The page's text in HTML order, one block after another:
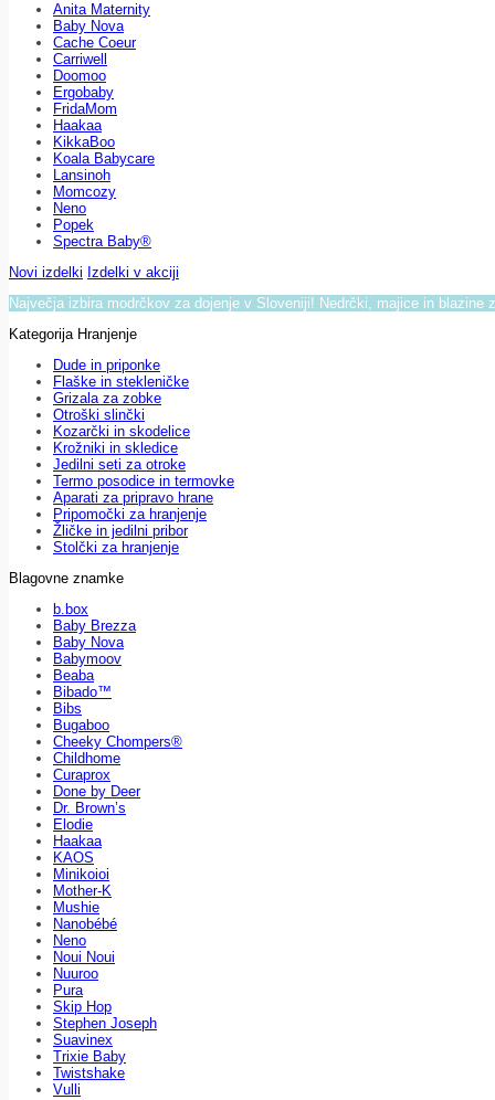
Anita Maternity
Baby Nova
Cache Coeur
Carriwell
Doomoo
Ergobaby
FridaMom
Haakaa
KikkaBoo
Koala Babycare
Lansinoh
Momcozy
Neno
Popek
Spectra Baby®
Novi izdelki Izdelki v akciji
Največja izbira modrčkov za dojenje v Sloveniji! Nedrčki, majice in blazine
Kategorija Hranjenje
Dude in priponke
Flaške in stekleničke
Grizala za zobke
Otroški slinčki
Kozarčki in skodelice
Krožniki in skledice
Jedilni seti za otroke
Termo posodice in termovke
Aparati za pripravo hrane
Pripomočki za hranjenje
Žličke in jedilni pribor
Stolčki za hranjenje
Blagovne znamke
b.box
Baby Brezza
Baby Nova
Babymoov
Beaba
Bibado™
Bibs
Bugaboo
Cheeky Chompers®
Childhome
Curaprox
Done by Deer
Dr. Brown’s
Elodie
Haakaa
KAOS
Minikoioi
Mother-K
Mushie
Nanobébé
Neno
Noui Noui
Nuuroo
Pura
Skip Hop
Stephen Joseph
Suavinex
Trixie Baby
Twistshake
Vulli